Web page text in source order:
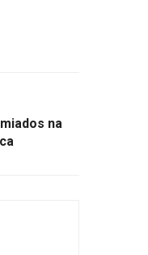
na